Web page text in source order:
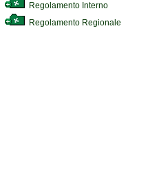
Regolamento Interno
Regolamento Regionale